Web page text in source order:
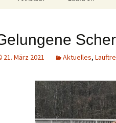
Ausschreibung
Strecken-
Gesamtübersicht
Ergebnisse
Laufen
Gesellige
Unser Team
21. März 2021 Aktuelles,